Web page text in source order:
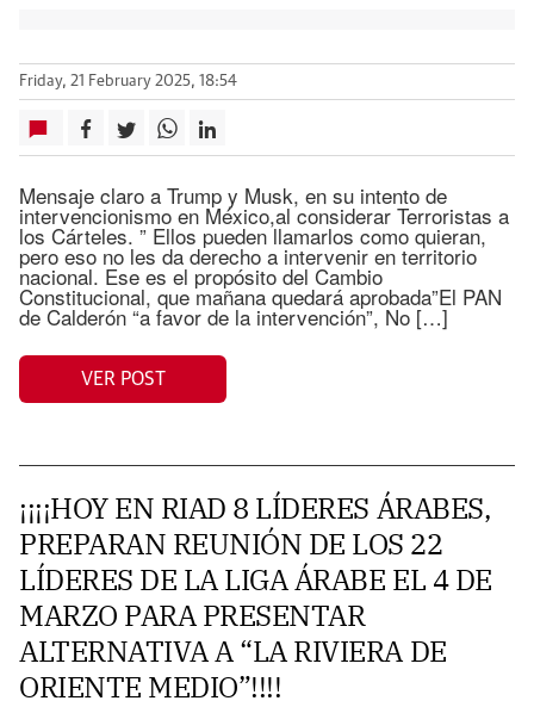
Friday, 21 February 2025, 18:54
Mensaje claro a Trump y Musk, en su intento de
intervencionismo en México,al considerar Terroristas a
los Cárteles. ” Ellos pueden llamarlos como quieran,
pero eso no les da derecho a intervenir en territorio
nacional. Ese es el propósito del Cambio
Constitucional, que mañana quedará aprobada”El PAN
de Calderón “a favor de la intervención”, No […]
VER POST
¡¡¡¡HOY EN RIAD 8 LÍDERES ÁRABES,
PREPARAN REUNIÓN DE LOS 22
LÍDERES DE LA LIGA ÁRABE EL 4 DE
MARZO PARA PRESENTAR
ALTERNATIVA A “LA RIVIERA DE
ORIENTE MEDIO”!!!!